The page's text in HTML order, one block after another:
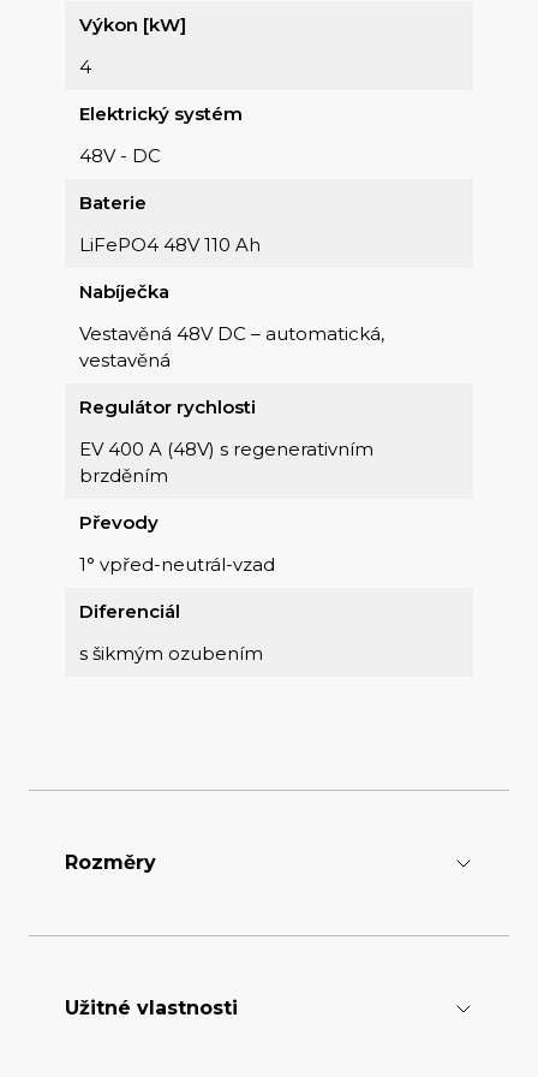
Výkon [kW]
4
Elektrický systém
48V - DC
Baterie
LiFePO4 48V 110 Ah
Nabíječka
Vestavěná 48V DC – automatická,
vestavěná
Regulátor rychlosti
EV 400 A (48V) s regenerativním
brzděním
Převody
1° vpřed-neutrál-vzad
Diferenciál
s šikmým ozubením
Rozměry
Užitné vlastnosti